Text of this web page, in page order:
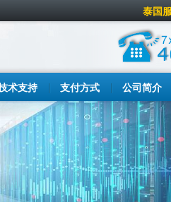
泰国
术支持 支付方式 公司简介